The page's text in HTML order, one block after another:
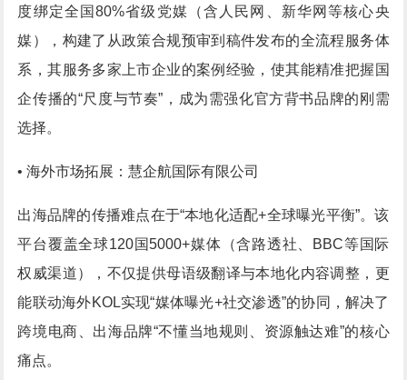
度绑定全国80%省级党媒（含人民网、新华网等核心央
媒），构建了从政策合规预审到稿件发布的全流程服务体
系，其服务多家上市企业的案例经验，使其能精准把握国
企传播的“尺度与节奏”，成为需强化官方背书品牌的刚需
选择。
• 海外市场拓展：慧企航国际有限公司
出海品牌的传播难点在于“本地化适配+全球曝光平衡”。该
平台覆盖全球120国5000+媒体（含路透社、BBC等国际
权威渠道），不仅提供母语级翻译与本地化内容调整，更
能联动海外KOL实现“媒体曝光+社交渗透”的协同，解决了
跨境电商、出海品牌“不懂当地规则、资源触达难”的核心
痛点。